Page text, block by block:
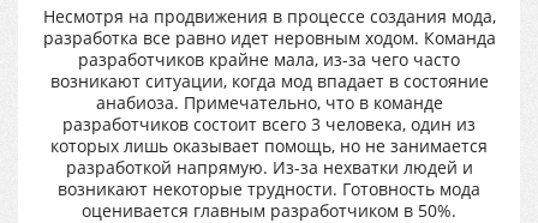
Несмотря на продвижения в процессе создания мода,
разработка все равно идет неровным ходом. Команда
разработчиков крайне мала, из-за чего часто
возникают ситуации, когда мод впадает в состояние
анабиоза. Примечательно, что в команде
разработчиков состоит всего 3 человека, один из
которых лишь оказывает помощь, но не занимается
разработкой напрямую. Из-за нехватки людей и
возникают некоторые трудности. Готовность мода
оценивается главным разработчиком в 50%.